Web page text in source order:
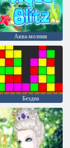
Аква-молния
Бездна